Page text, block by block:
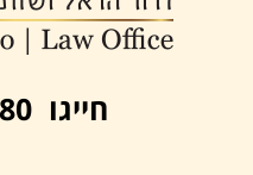
חייגו 08-6384080